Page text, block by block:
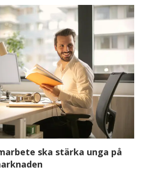
ska stärka unga på